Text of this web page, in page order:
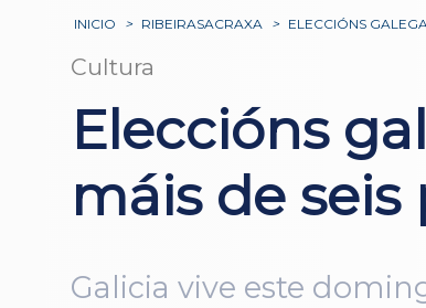
INICIO > RIBEIRASACRAXA > ELECCIÓNS
Cultura
Eleccións
máis de seis
Galicia vive este